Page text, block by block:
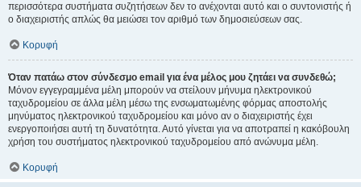
περισσότερα συστήματα συζητήσεων δεν το ανέχονται αυτό και ο συντονιστής ή
ο διαχειριστής απλώς θα μειώσει τον αριθμό των δημοσιεύσεων σας.
Κορυφή
Όταν πατάω στον σύνδεσμο email για ένα μέλος μου ζητάει να συνδεθώ;
Μόνον εγγεγραμμένα μέλη μπορούν να στείλουν μήνυμα ηλεκτρονικού
ταχυδρομείου σε άλλα μέλη μέσω της ενσωματωμένης φόρμας αποστολής
μηνύματος ηλεκτρονικού ταχυδρομείου και μόνο αν ο διαχειριστής έχει
ενεργοποιήσει αυτή τη δυνατότητα. Αυτό γίνεται για να αποτραπεί η κακόβουλη
χρήση του συστήματος ηλεκτρονικού ταχυδρομείου από ανώνυμα μέλη.
Κορυφή